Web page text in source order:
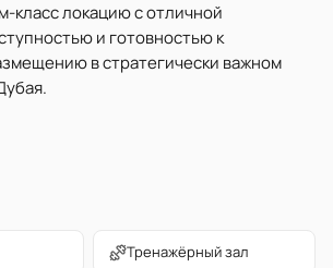
класс локацию с отличной
и готовностью к
в стратегически важном
Тренажёрный зал